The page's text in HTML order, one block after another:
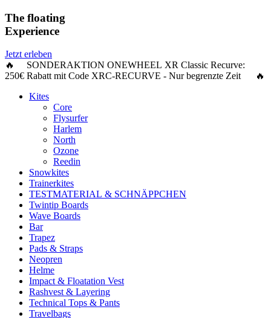
The floating
Experience
Jetzt erleben
🔥 SONDERAKTION ONEWHEEL XR Classic Recurve:
250€ Rabattmit Code XRC-RECURVE - Nur begrenzte Zeit 🔥
Kites
Core
Flysurfer
Harlem
North
Ozone
Reedin
Snowkites
Trainerkites
TESTMATERIAL & SCHNÄPPCHEN
Twintip Boards
Wave Boards
Bar
Trapez
Pads & Straps
Neopren
Helme
Impact & Floatation Vest
Rashvest & Layering
Technical Tops & Pants
Travelbags